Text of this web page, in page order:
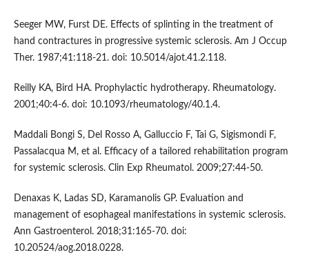
Seeger MW, Furst DE. Effects of splinting in the treatment of
hand contractures in progressive systemic sclerosis. Am J Occup
Ther. 1987;41:118-21. doi: 10.5014/ajot.41.2.118.
Reilly KA, Bird HA. Prophylactic hydrotherapy. Rheumatology.
2001;40:4-6. doi: 10.1093/rheumatology/40.1.4.
Maddali Bongi S, Del Rosso A, Galluccio F, Tai G, Sigismondi F,
Passalacqua M, et al. Efficacy of a tailored rehabilitation program
for systemic sclerosis. Clin Exp Rheumatol. 2009;27:44-50.
Denaxas K, Ladas SD, Karamanolis GP. Evaluation and
management of esophageal manifestations in systemic sclerosis.
Ann Gastroenterol. 2018;31:165-70. doi:
10.20524/aog.2018.0228.